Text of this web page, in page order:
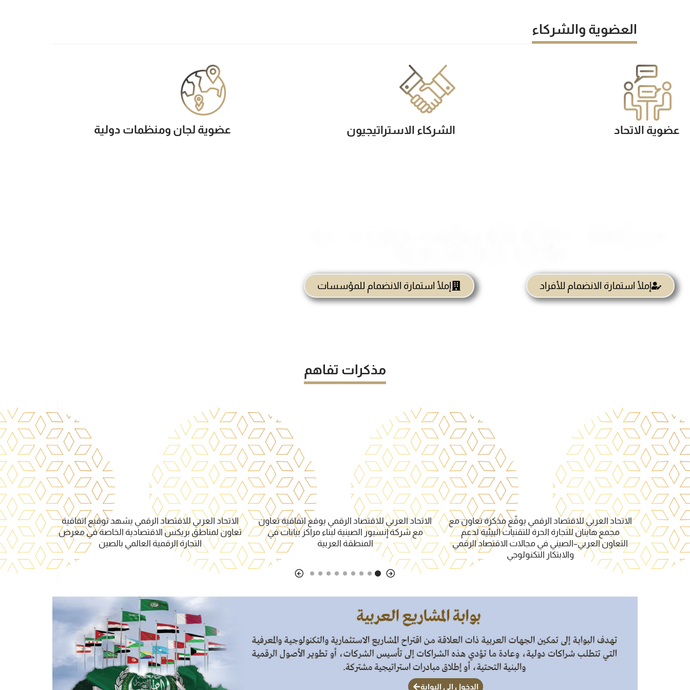
العضوية والشركاء
عضوية الاتحاد الشركاء الاستراتيجيون عضوية لجان ومنظمات دولية
إملأ استمارة الانضمام للأفراد إملأ استمارة الانضمام للمؤسسات
مذكرات تفاهم
تعاون
لغرب
الاتحاد العربي للاقتصاد الرقمي يوقّع مذكرة تعاون مع
مجمع هاينان للتجارة الحرة للتقنيات البيئية لدعم
التعاون العربي–الصيني في مجالات الاقتصاد الرقمي
والابتكار التكنولوجي
الاتحاد العربي للاقتصاد الرقمي يوقع اتفاقية تعاون
مع شركة إنسبور الصينية لبناء مراكز بيانات في
المنطقة العربية
الاتحاد العربي للاقتصاد الرقمي يشهد توقيع اتفاقية
تعاون لمناطق بريكس الاقتصادية الخاصة في معرض
التجارة الرقمية العالمي بالصين
مذكرة
ومقاطعة
الدخول الى البوابة